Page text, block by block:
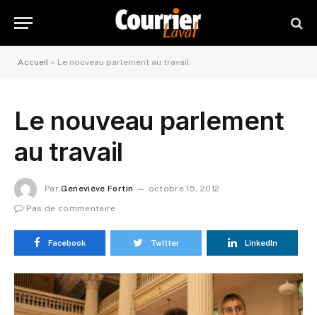
Accueil » Le nouveau parlement au travail
Le nouveau parlement
au travail
Par Geneviève Fortin
octobre 15, 2012
Pas de commentaire
Facebook Twitter LinkedIn